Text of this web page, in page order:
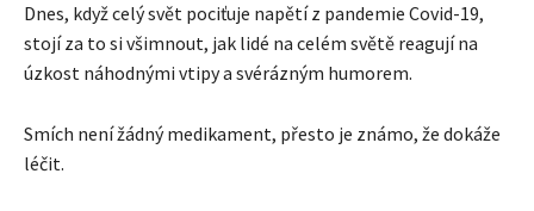
Dnes, když celý svět pociťuje napětí z pandemie Covid-19,
stojí za to si všimnout, jak lidé na celém světě reagují na
úzkost náhodnými vtipy a svérázným humorem.
Smích není žádný medikament, přesto je známo, že dokáže
léčit.